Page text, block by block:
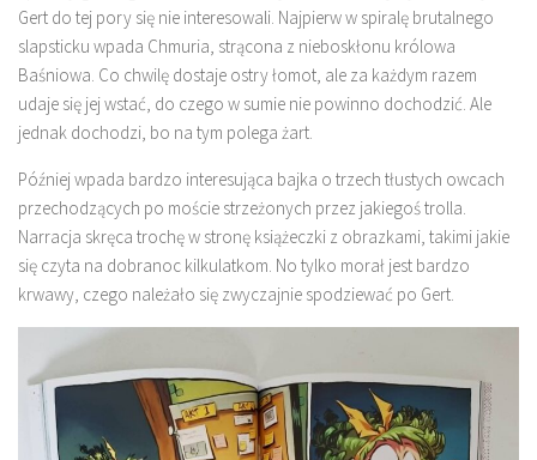
Gert do tej pory się nie interesowali. Najpierw w spiralę brutalnego
slapsticku wpada Chmuria, strącona z nieboskłonu królowa
Baśniowa. Co chwilę dostaje ostry łomot, ale za każdym razem
udaje się jej wstać, do czego w sumie nie powinno dochodzić. Ale
jednak dochodzi, bo na tym polega żart.
Później wpada bardzo interesująca bajka o trzech tłustych owcach
przechodzących po moście strzeżonych przez jakiegoś trolla.
Narracja skręca trochę w stronę książeczki z obrazkami, takimi jakie
się czyta na dobranoc kilkulatkom. No tylko morał jest bardzo
krwawy, czego należało się zwyczajnie spodziewać po Gert.